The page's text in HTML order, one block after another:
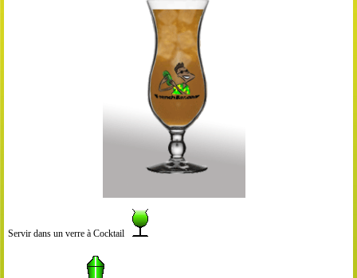
Servir dans un verre à Cocktail